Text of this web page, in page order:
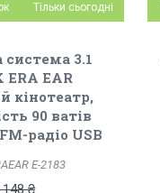
Тільки сьогодні
3.1
ERA EAR
кінотеатр,
90 ватів
радіо USB
E-2183
₴